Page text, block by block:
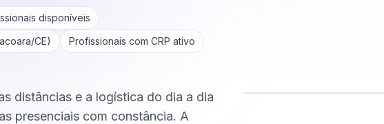
disponíveis
/CE)
Profissionais com CRP ativo
distâncias e a logística do dia a dia
presenciais com constância. A